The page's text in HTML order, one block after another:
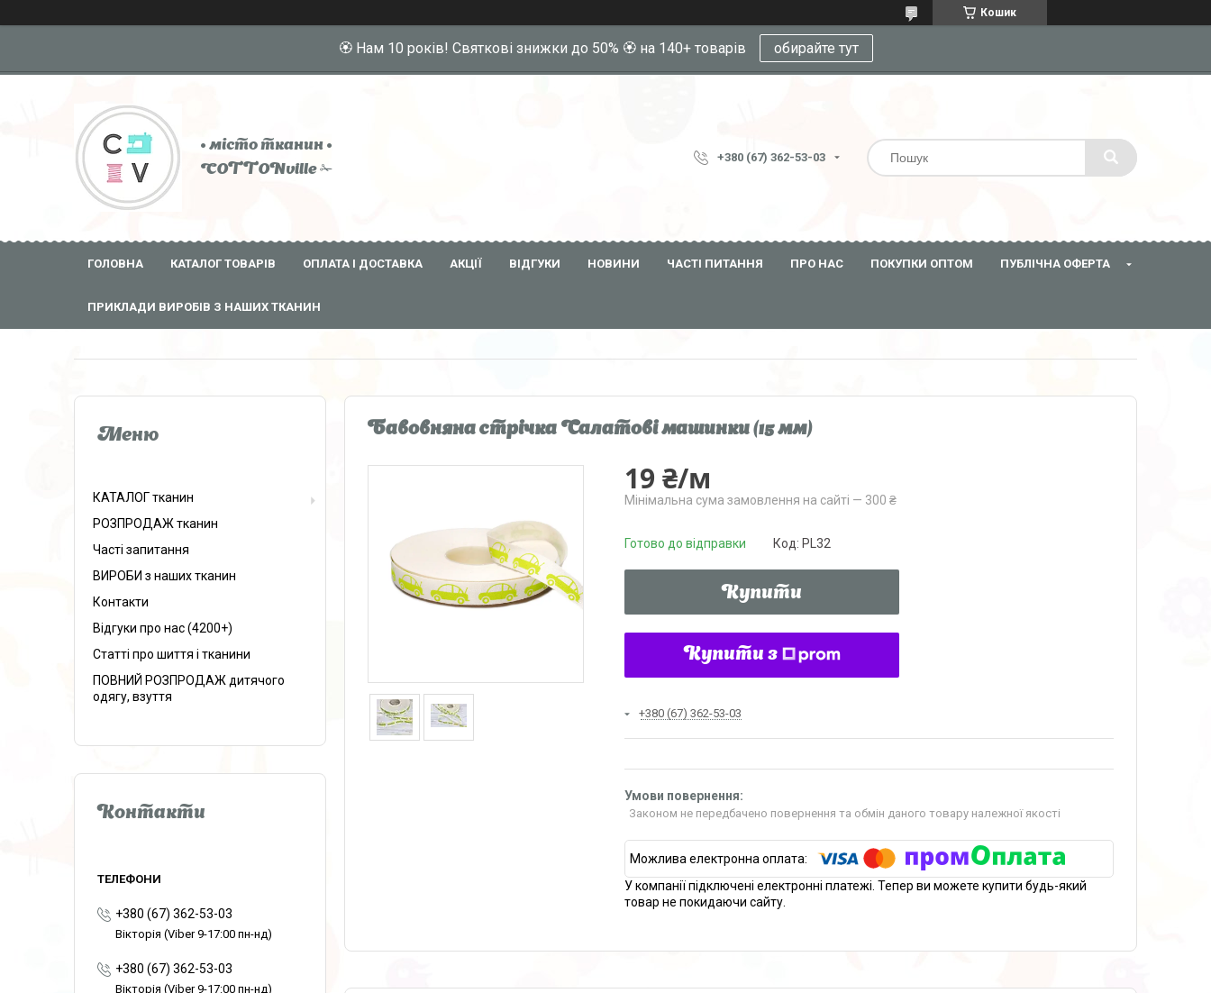
Кошик
🏵️ Нам 10 років! Святкові знижки до 50% 🏵️ на 140+ товарів обирайте тут
• місто тканин •
COTTONville ✁
+380 (67) 362-53-03
ГОЛОВНА КАТАЛОГ ТОВАРІВ ОПЛАТА І ДОСТАВКА АКЦІЇ ВІДГУКИ НОВИНИ ЧАСТІ ПИТАННЯ ПРО НАС ПОКУПКИ ОПТОМ ПУБЛІЧНА ОФЕРТА
ПРИКЛАДИ ВИРОБІВ З НАШИХ ТКАНИН
Бавовняна стрічка Салатові машинки (15 мм)
19 ₴/м
Мінімальна сума замовлення на сайті — 300 ₴
Готово до відправки Код: PL32
Купити
Купити з
+380 (67) 362-53-03
Законом не передбачено повернення та обмін даного товару належної якості
У компанії підключені електронні платежі. Тепер ви можете купити будь-який
товар не покидаючи сайту.
КАТАЛОГ тканин
РОЗПРОДАЖ тканин
Часті запитання
ВИРОБИ з наших тканин
Контакти
Відгуки про нас (4200+)
Статті про шиття і тканини
ПОВНИЙ РОЗПРОДАЖ дитячого
одягу, взуття
Контакти
+380 (67) 362-53-03
Вікторія (Viber 9-17:00 пн-нд)
+380 (67) 362-53-03
Вікторія (Viber 9-17:00 пн-нд)